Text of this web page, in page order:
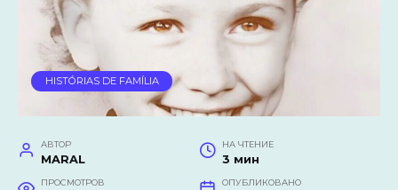
HISTÓRIAS DE FAMÍLIA
АВТОР
MARAL
НА ЧТЕНИЕ
3 мин
ПРОСМОТРОВ ОПУБЛИКОВАНО